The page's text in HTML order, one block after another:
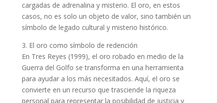
cargadas de adrenalina y misterio. El oro, en estos
casos, no es solo un objeto de valor, sino también un
símbolo de legado cultural y misterio histórico.
3. El oro como símbolo de redención
En Tres Reyes (1999), el oro robado en medio de la
Guerra del Golfo se transforma en una herramienta
para ayudar a los más necesitados. Aquí, el oro se
convierte en un recurso que trasciende la riqueza
personal para representar la posibilidad de justicia y